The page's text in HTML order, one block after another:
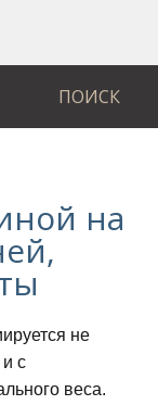
ПОИСК
на
не
с
веса.